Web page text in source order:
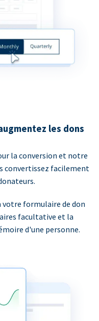
les dons
la conversion et notre
convertissez facilement
formulaire de don
facultative et la
d'une personne.